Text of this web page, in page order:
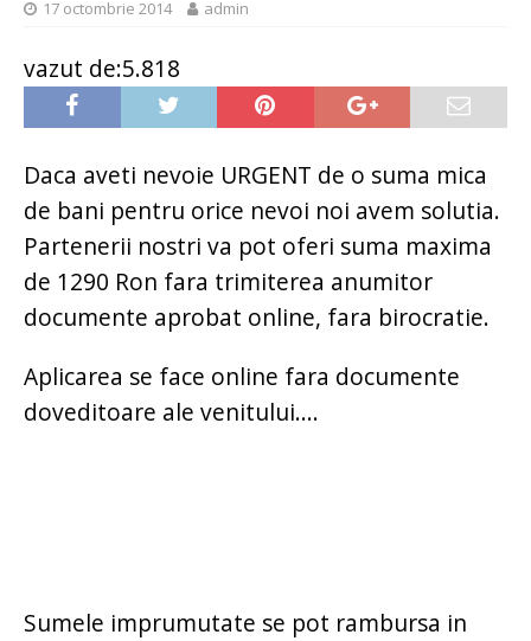
17 octombrie 2014 admin
vazut de:5.818
Daca aveti nevoie URGENT de o suma mica
de bani pentru orice nevoi noi avem solutia.
Partenerii nostri va pot oferi suma maxima
de 1290 Ron fara trimiterea anumitor
documente aprobat online, fara birocratie.
Aplicarea se face online fara documente
doveditoare ale venitului....
Sumele imprumutate se pot rambursa in